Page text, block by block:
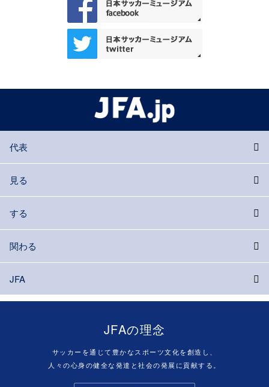
代表
見る
する
関わる
JFA
JFAの理念
サッカーを通じて豊かなスポーツ文化を創造し、
人々の心身の健全な発達と社会の発展に貢献する。